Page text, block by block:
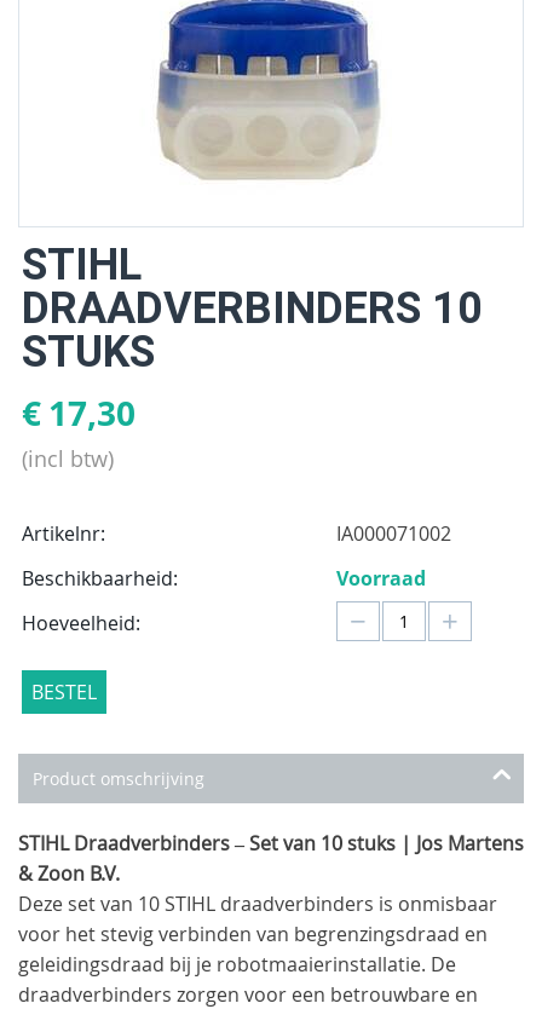
STIHL
DRAADVERBINDERS 10
STUKS
€17,30
(incl btw)
Artikelnr:
IA000071002
Beschikbaarheid:
Voorraad
Hoeveelheid:
+
−
BESTEL
Product omschrijving
STIHL Draadverbinders – Set van 10 stuks | Jos Martens
& Zoon B.V.
Deze set van 10 STIHL draadverbinders is onmisbaar
voor het stevig verbinden van begrenzingsdraad en
geleidingsdraad bij je robotmaaierinstallatie. De
draadverbinders zorgen voor een betrouwbare en